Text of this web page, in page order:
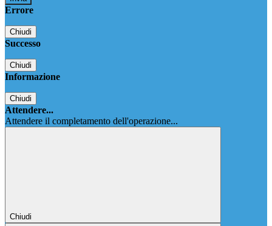
Errore
Chiudi
Successo
Chiudi
Informazione
Chiudi
Attendere...
Attendere il completamento dell'operazione...
Chiudi